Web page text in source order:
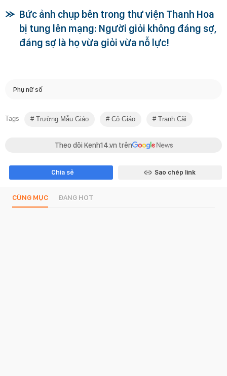
Bức ảnh chụp bên trong thư viện Thanh Hoa
bị tung lên mạng: Người giỏi không đáng sợ,
đáng sợ là họ vừa giỏi vừa nỗ lực!
Phụ nữ số
Tags Trường Mẫu Giáo Cô Giáo Tranh Cãi
Theo dõi Kenh14.vn trên
Chia sẻ Sao chép link
CÙNG MỤC ĐANG HOT